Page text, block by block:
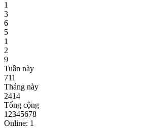
1
3
6
5
1
2
9
Tuần này
711
Tháng này
2414
Tổng cộng
12345678
Online: 1